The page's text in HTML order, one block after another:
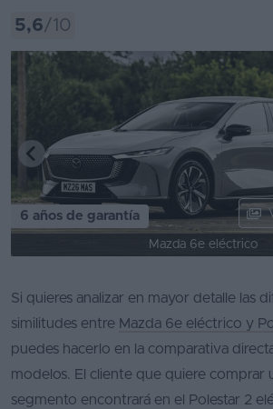
5,6/10
6 años de garantía
Mazda 6e eléctrico
Si quieres analizar en mayor detalle las
similitudes entre Mazda 6e eléctrico y
puedes hacerlo en la comparativa
modelos. El cliente que quiere comprar
segmento encontrará en el Polestar 2